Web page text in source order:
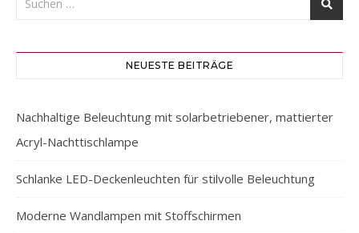
NEUESTE BEITRÄGE
Nachhaltige Beleuchtung mit solarbetriebener, mattierter
Acryl-Nachttischlampe
Schlanke LED-Deckenleuchten für stilvolle Beleuchtung
Moderne Wandlampen mit Stoffschirmen